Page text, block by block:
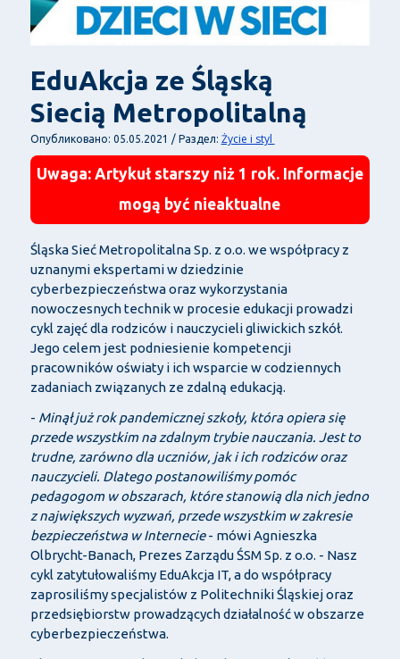
EduAkcja ze Śląską
Siecią Metropolitalną
Опубликовано: 05.05.2021 / Раздел: Życie i styl
Uwaga: Artykuł starszy niż 1 rok. Informacje
mogą być nieaktualne
Śląska Sieć Metropolitalna Sp. z o.o. we współpracy z
uznanymi ekspertami w dziedzinie
cyberbezpieczeństwa oraz wykorzystania
nowoczesnych technik w procesie edukacji prowadzi
cykl zajęć dla rodziców i nauczycieli gliwickich szkół.
Jego celem jest podniesienie kompetencji
pracowników oświaty i ich wsparcie w codziennych
zadaniach związanych ze zdalną edukacją.
- Minął już rok pandemicznej szkoły, która opiera się
przede wszystkim na zdalnym trybie nauczania. Jest to
trudne, zarówno dla uczniów, jak i ich rodziców oraz
nauczycieli. Dlatego postanowiliśmy pomóc
pedagogom w obszarach, które stanowią dla nich jedno
z największych wyzwań, przede wszystkim w zakresie
bezpieczeństwa w Internecie- mówi Agnieszka
Olbrycht-Banach, Prezes Zarządu ŚSM Sp. z o.o. - Nasz
cykl zatytułowaliśmy EduAkcja IT, a do współpracy
zaprosiliśmy specjalistów z Politechniki Śląskiej oraz
przedsiębiorstw prowadzących działalność w obszarze
cyberbezpieczeństwa.